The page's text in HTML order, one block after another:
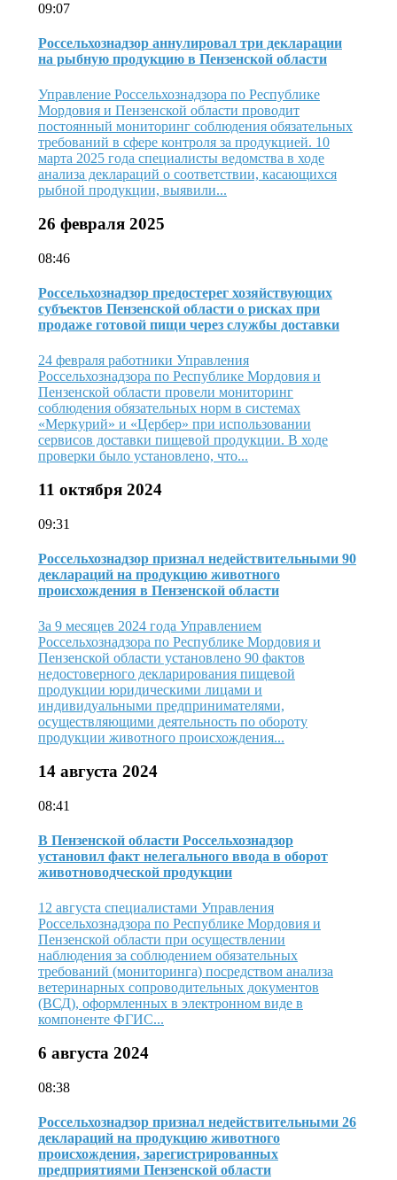
09:07
Россельхознадзор аннулировал три декларации
на рыбную продукцию в Пензенской области
Управление Россельхознадзора по Республике
Мордовия и Пензенской области проводит
постоянный мониторинг соблюдения обязательных
требований в сфере контроля за продукцией. 10
марта 2025 года специалисты ведомства в ходе
анализа деклараций о соответствии, касающихся
рыбной продукции, выявили...
26 февраля 2025
08:46
Россельхознадзор предостерег хозяйствующих
субъектов Пензенской области о рисках при
продаже готовой пищи через службы доставки
24 февраля работники Управления
Россельхознадзора по Республике Мордовия и
Пензенской области провели мониторинг
соблюдения обязательных норм в системах
«Меркурий» и «Цербер» при использовании
сервисов доставки пищевой продукции. В ходе
проверки было установлено, что...
11 октября 2024
09:31
Россельхознадзор признал недействительными 90
деклараций на продукцию животного
происхождения в Пензенской области
За 9 месяцев 2024 года Управлением
Россельхознадзора по Республике Мордовия и
Пензенской области установлено 90 фактов
недостоверного декларирования пищевой
продукции юридическими лицами и
индивидуальными предпринимателями,
осуществляющими деятельность по обороту
продукции животного происхождения...
14 августа 2024
08:41
В Пензенской области Россельхознадзор
установил факт нелегального ввода в оборот
животноводческой продукции
12 августа специалистами Управления
Россельхознадзора по Республике Мордовия и
Пензенской области при осуществлении
наблюдения за соблюдением обязательных
требований (мониторинга) посредством анализа
ветеринарных сопроводительных документов
(ВСД), оформленных в электронном виде в
компоненте ФГИС...
6 августа 2024
08:38
Россельхознадзор признал недействительными 26
деклараций на продукцию животного
происхождения, зарегистрированных
предприятиями Пензенской области